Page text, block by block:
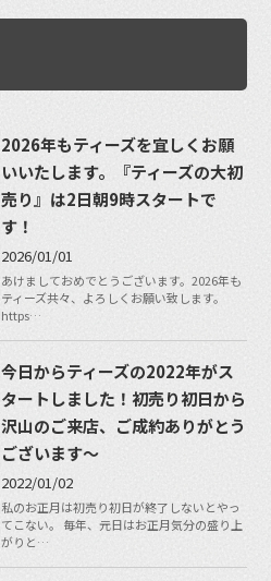
2026年もティーズを宜しくお願
いいたします。『ティーズの大初
売り』は2日朝9時スタートで
す！
2026/01/01
あけましておめでとうございます。2026年も
ティーズ共々、よろしくお願い致します。
https…
今日からティーズの2022年がス
タートしました！初売り初日から
沢山のご来店、ご成約ありがとう
ございます〜
2022/01/02
私のお正月は初売り初日が終了しないとやっ
てこない。 毎年、元日はお正月気分の盛り上
がりと…